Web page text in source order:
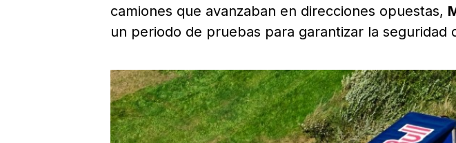
camiones que avanzaban en direcciones opuestas,
un periodo de pruebas para garantizar la seguridad